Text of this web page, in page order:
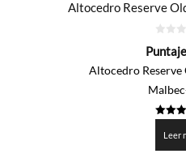
Altocedro Reserve
de
Altocedro Reserve
de 5
Leer